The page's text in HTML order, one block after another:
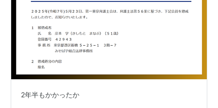
2年半もかかったか